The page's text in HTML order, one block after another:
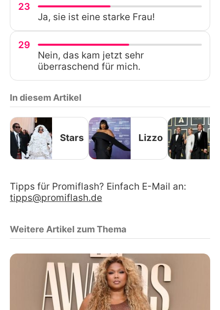
23
Ja, sie ist eine starke Frau!
29
Nein, das kam jetzt sehr
überraschend für mich.
In diesem Artikel
Stars Lizzo
Tipps für Promiflash? Einfach E-Mail an:
tipps@promiflash.de
Weitere Artikel zum Thema